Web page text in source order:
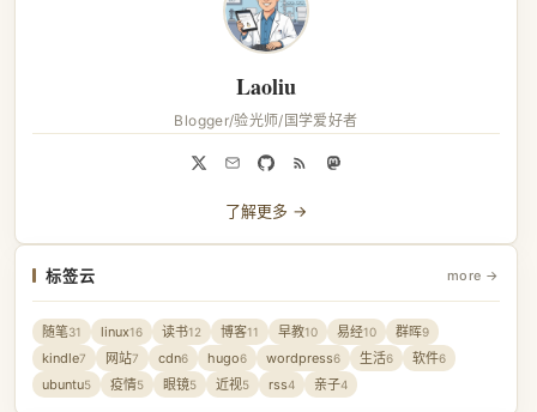
Laoliu
Blogger/验光师/国学爱好者
了解更多 →
标签云 more →
随笔31 linux16 读书12 博客11 早教10 易经10 群晖9
kindle7 网站7 cdn6 hugo6 wordpress6 生活6 软件6
ubuntu5 疫情5 眼镜5 近视5 rss4 亲子4